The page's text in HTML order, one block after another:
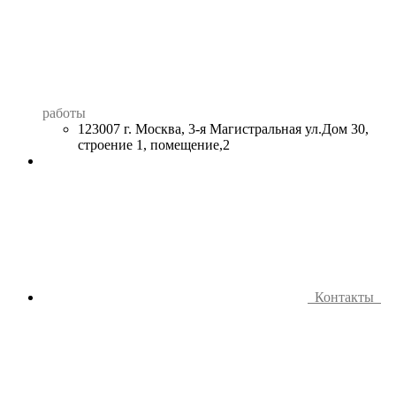
работы
123007 г. Москва, 3-я Магистральная ул.Дом 30,
строение 1, помещение,2
Контакты